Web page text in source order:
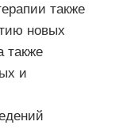
также
новых
также
и